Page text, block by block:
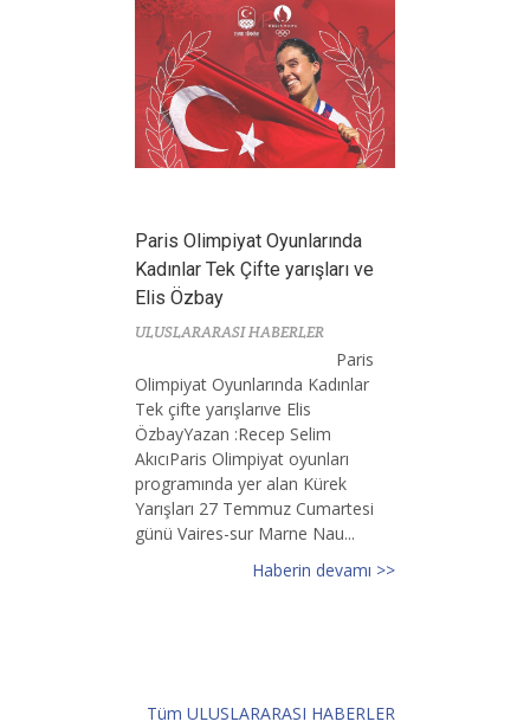
Paris Olimpiyat Oyunlarında
Kadınlar Tek Çifte yarışları ve
Elis Özbay
ULUSLARARASI HABERLER
Paris
Olimpiyat Oyunlarında Kadınlar
Tek çifte yarışlarıve Elis
ÖzbayYazan :Recep Selim
AkıcıParis Olimpiyat oyunları
programında yer alan Kürek
Yarışları 27 Temmuz Cumartesi
günü Vaires-sur Marne Nau...
Haberin devamı >>
Tüm ULUSLARARASI HABERLER